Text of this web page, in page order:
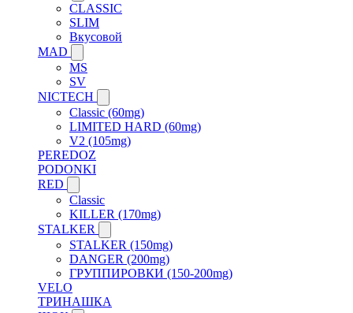
CLASSIC
SLIM
Вкусовой
MAD
MS
SV
NICTECH
Classic (60mg)
LIMITED HARD (60mg)
V2 (105mg)
PEREDOZ
PODONKI
RED
Classic
KILLER (170mg)
STALKER
STALKER (150mg)
DANGER (200mg)
ГРУППИРОВКИ (150-200mg)
VELO
ТРИНАШКА